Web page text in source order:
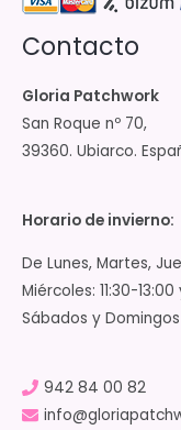
Contacto
Gloria Patchwork
San Roque nº 70,
39360. Ubiarco.
Horario de invierno:
De Lunes, Martes,
Miércoles: 11:30-
Sábados y
942 84 00 82